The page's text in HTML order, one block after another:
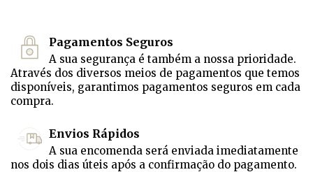
Pagamentos Seguros
A sua segurança é também a nossa prioridade.
Através dos diversos meios de pagamentos que temos
disponíveis, garantimos pagamentos seguros em cada
compra.
Envios Rápidos
A sua encomenda será enviada imediatamente
nos dois dias úteis após a confirmação do pagamento.